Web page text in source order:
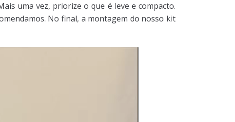
uma vez, priorize o que é leve e compacto.
No final, a montagem do nosso kit